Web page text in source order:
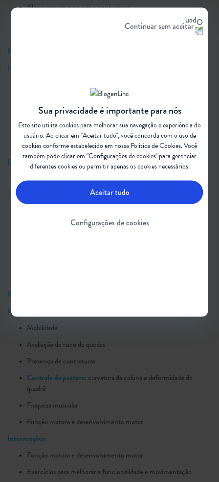
Sua privacidade é importante para nós
Este site utiliza cookies para melhorar sua navegação e experiência do
usuário. Ao clicar em "Aceitar tudo", você concorda com o uso de
cookies conforme estabelecido em nossa Política de Cookies. Você
também pode clicar em "Configurações de cookies" para gerenciar
diferentes cookies ou permitir apenas os cookies necessários.
Aceitar tudo
Configurações de cookies
Continuar sem aceitar
Alongamento para evitar contraturas
Exercícios para melhorar a funcionalidade e movimentação
Pacientes que sentam
Itens avaliados:
coluna e deslocamento do quadril
Presença de contraturas
Fraqueza muscular
Função motora e desenvolvimento motor
Intervenções:
Posicionamento e uso de órteses para estabilizar a coluna
Alongamento para promover funcionamento do quadril e evitar
contraturas
Uso de apoio para ficar em pé
Pacientes que andam
Itens avaliados:
Mobilidade
Avaliação de risco de quedas
Presença de contraturas
Controle da postura: curvatura da coluna e deformidade do
quadril
Fraqueza muscular
Função motora e desenvolvimento motor
Intervenções:
Função motora e desenvolvimento motor
Exercícios para melhorar a funcionalidade e movimentação